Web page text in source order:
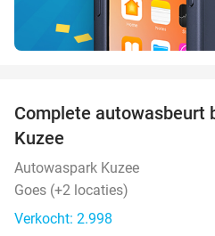
Complete autowasbeurt
Kuzee
Autowaspark Kuzee
Goes (+2 locaties)
Verkocht: 2.998